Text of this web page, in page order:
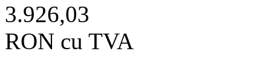
3.926,03
RON cu TVA